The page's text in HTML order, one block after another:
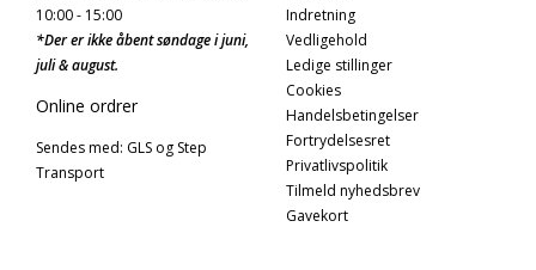
10:00 - 15:00
*Der er ikke åbent søndage i juni,
juli & august.
Online ordrer
Sendes med: GLS og Step
Transport
Indretning
Vedligehold
Ledige stillinger
Cookies
Handelsbetingelser
Fortrydelsesret
Privatlivspolitik
Tilmeld nyhedsbrev
Gavekort